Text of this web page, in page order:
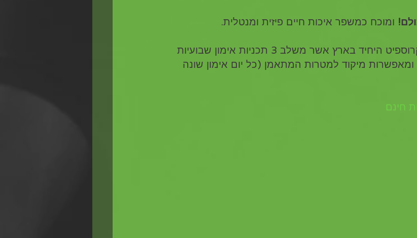
ומוכח כמשפר איכות חיים פיזית ומנטלית.
הוא מועדון הקרוספיט היחיד בארץ אשר משלב 3 תכניות אימון שבועיות
ומאפשרות מיקוד למטרות המתאמן (כל יום אימון שונה
חינם